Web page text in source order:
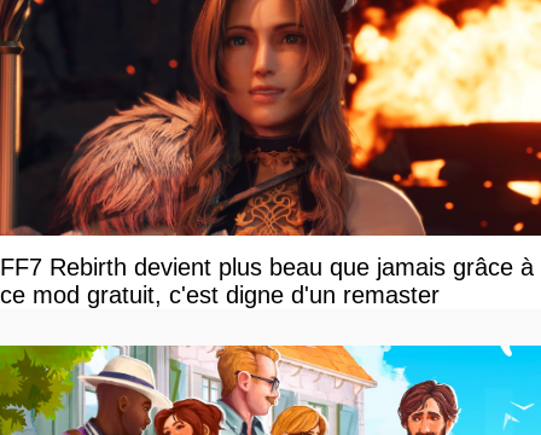
FF7 Rebirth devient plus beau que jamais grâce à
ce mod gratuit, c'est digne d'un remaster